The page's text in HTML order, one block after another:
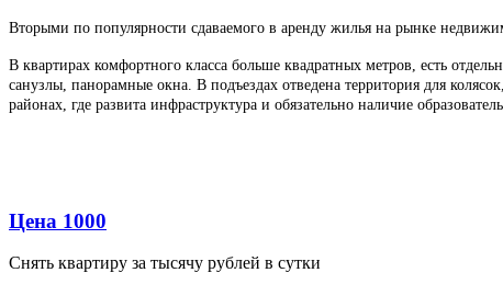
Вторыми по популярности сдаваемого в аренду жилья на рынке
В квартирах комфортного класса больше квадратных метров, есть
санузлы, панорамные окна. В подъездах отведена территория для
районах, где развита инфраструктура и обязательно наличие
Цена 1000
Снять квартиру за тысячу рублей в сутки